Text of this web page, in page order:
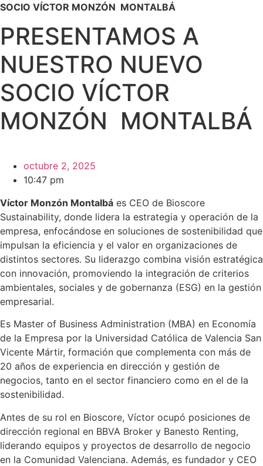
SOCIO VÍCTOR MONZÓN MONTALBÁ
PRESENTAMOS A
NUESTRO NUEVO
SOCIO VÍCTOR
MONZÓN MONTALBÁ
octubre 2, 2025
10:47 pm
Víctor Monzón Montalbá es CEO de Bioscore
Sustainability, donde lidera la estrategia y operación de la
empresa, enfocándose en soluciones de sostenibilidad que
impulsan la eficiencia y el valor en organizaciones de
distintos sectores. Su liderazgo combina visión estratégica
con innovación, promoviendo la integración de criterios
ambientales, sociales y de gobernanza (ESG) en la gestión
empresarial.
Es Master of Business Administration (MBA) en Economía
de la Empresa por la Universidad Católica de Valencia San
Vicente Mártir, formación que complementa con más de
20 años de experiencia en dirección y gestión de
negocios, tanto en el sector financiero como en el de la
sostenibilidad.
Antes de su rol en Bioscore, Víctor ocupó posiciones de
dirección regional en BBVA Broker y Banesto Renting,
liderando equipos y proyectos de desarrollo de negocio
en la Comunidad Valenciana. Además, es fundador y CEO